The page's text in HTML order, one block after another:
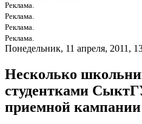
Реклама.
Реклама.
Реклама.
Реклама.
Понедельник, 11 апреля, 2011,
Несколько
студентками
приемной